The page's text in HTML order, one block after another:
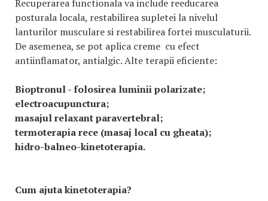
Recuperarea functionala va include reeducarea
posturala locala, restabilirea supletei la nivelul
lanturilor musculare si restabilirea fortei musculaturii.
De asemenea, se pot aplica creme cu efect
antiinflamator, antialgic. Alte terapii eficiente:
Bioptronul - folosirea luminii polarizate;
electroacupunctura;
masajul relaxant paravertebral;
termoterapia rece (masaj local cu gheata);
hidro-balneo-kinetoterapia.
Cum ajuta kinetoterapia?